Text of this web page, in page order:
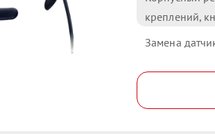
креплений,
Замена